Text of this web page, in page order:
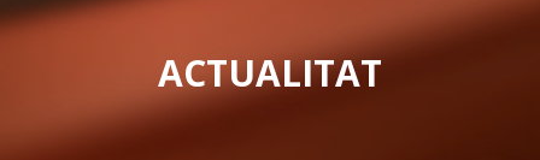
ACTUALITAT